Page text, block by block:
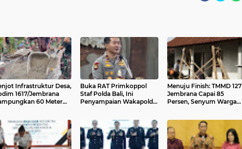
Infrastruktur Desa,
1617/Jembrana
60 Meter
Buka RAT Primkoppol
Staf Polda Bali, Ini
Penyampaian Wakapolda
Menuju Finish: TMMD 127
Jembrana Capai 85
Persen, Senyum Warga